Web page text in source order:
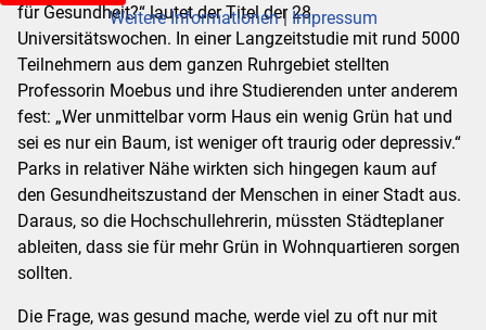
für Gesundheit?“ lautet der Titel der 28.
Universitätswochen. In einer Langzeitstudie mit rund 5000
Teilnehmern aus dem ganzen Ruhrgebiet stellten
Professorin Moebus und ihre Studierenden unter anderem
fest: „Wer unmittelbar vorm Haus ein wenig Grün hat und
sei es nur ein Baum, ist weniger oft traurig oder depressiv.“
Parks in relativer Nähe wirkten sich hingegen kaum auf
den Gesundheitszustand der Menschen in einer Stadt aus.
Daraus, so die Hochschullehrerin, müssten Städteplaner
ableiten, dass sie für mehr Grün in Wohnquartieren sorgen
sollten.
Die Frage, was gesund mache, werde viel zu oft nur mit
Weitere Informationen| Impressum